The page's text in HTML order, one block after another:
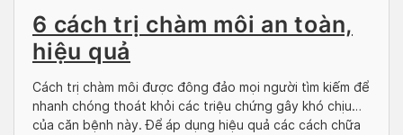
6 cách trị chàm môi an toàn,
hiệu quả
Cách trị chàm môi được đông đảo mọi người tìm kiếm để
nhanh chóng thoát khỏi các triệu chứng gây khó chịu
của căn bệnh này. Để áp dụng hiệu quả các cách chữa